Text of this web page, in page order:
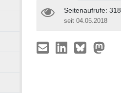
Seitenaufrufe: 318
seit 04.05.2018